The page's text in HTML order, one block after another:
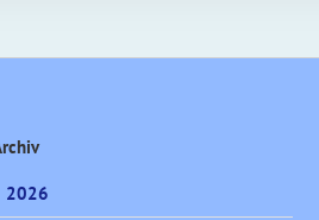
2026